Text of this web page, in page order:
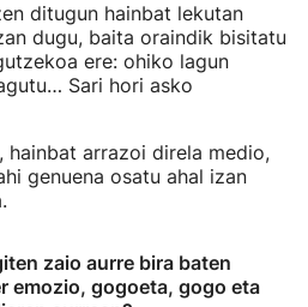
ditugun hainbat lekutan
dugu, baita oraindik bisitatu
ere: ohiko lagun
Sari hori asko
hainbat arrazoi direla medio,
genuena osatu ahal izan
zaio aurre bira baten
emozio, gogoeta, gogo eta